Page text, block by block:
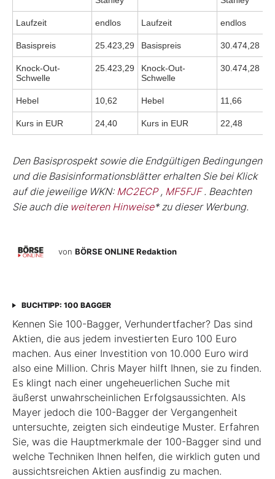
Laufzeit endlos Laufzeit endlos
Basispreis 25.423,29 Basispreis 30.474,28
Knock-Out-
Schwelle
25.423,29
Knock-Out-
Schwelle
30.474,28
Hebel 10,62 Hebel 11,66
Kurs in EUR 24,40 Kurs in EUR 22,48
Den Basisprospekt sowie die Endgültigen Bedingungen
und die Basisinformationsblätter erhalten Sie bei Klick
auf die jeweilige WKN: MC2ECP, MF5FJF. Beachten
Sie auch die weiteren Hinweise* zu dieser Werbung.
von BÖRSE ONLINE Redaktion
BUCHTIPP: 100 BAGGER
Kennen Sie 100-Bagger, Verhundertfacher? Das sind
Aktien, die aus jedem investierten Euro 100 Euro
machen. Aus einer Investition von 10.000 Euro wird
also eine Million. Chris Mayer hilft Ihnen, sie zu finden.
Es klingt nach einer ungeheuerlichen Suche mit
äußerst unwahrscheinlichen Erfolgsaussichten. Als
Mayer jedoch die 100-Bagger der Vergangenheit
untersuchte, zeigten sich eindeutige Muster. Erfahren
Sie, was die Hauptmerkmale der 100-Bagger sind und
welche Techniken Ihnen helfen, die wirklich guten und
aussichtsreichen Aktien ausfindig zu machen.